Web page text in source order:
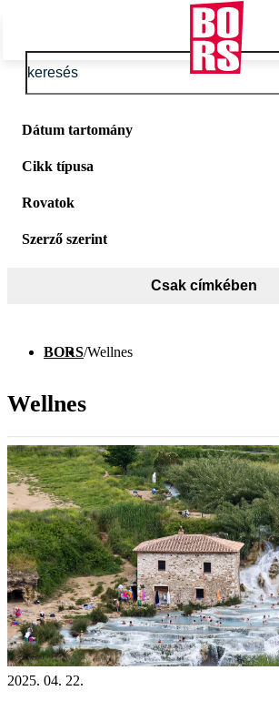
Dátum tartomány
Cikk típusa
Rovatok
Szerző szerint
Csak címkében
BORS/Wellnes
Wellnes
2025. 04. 22.